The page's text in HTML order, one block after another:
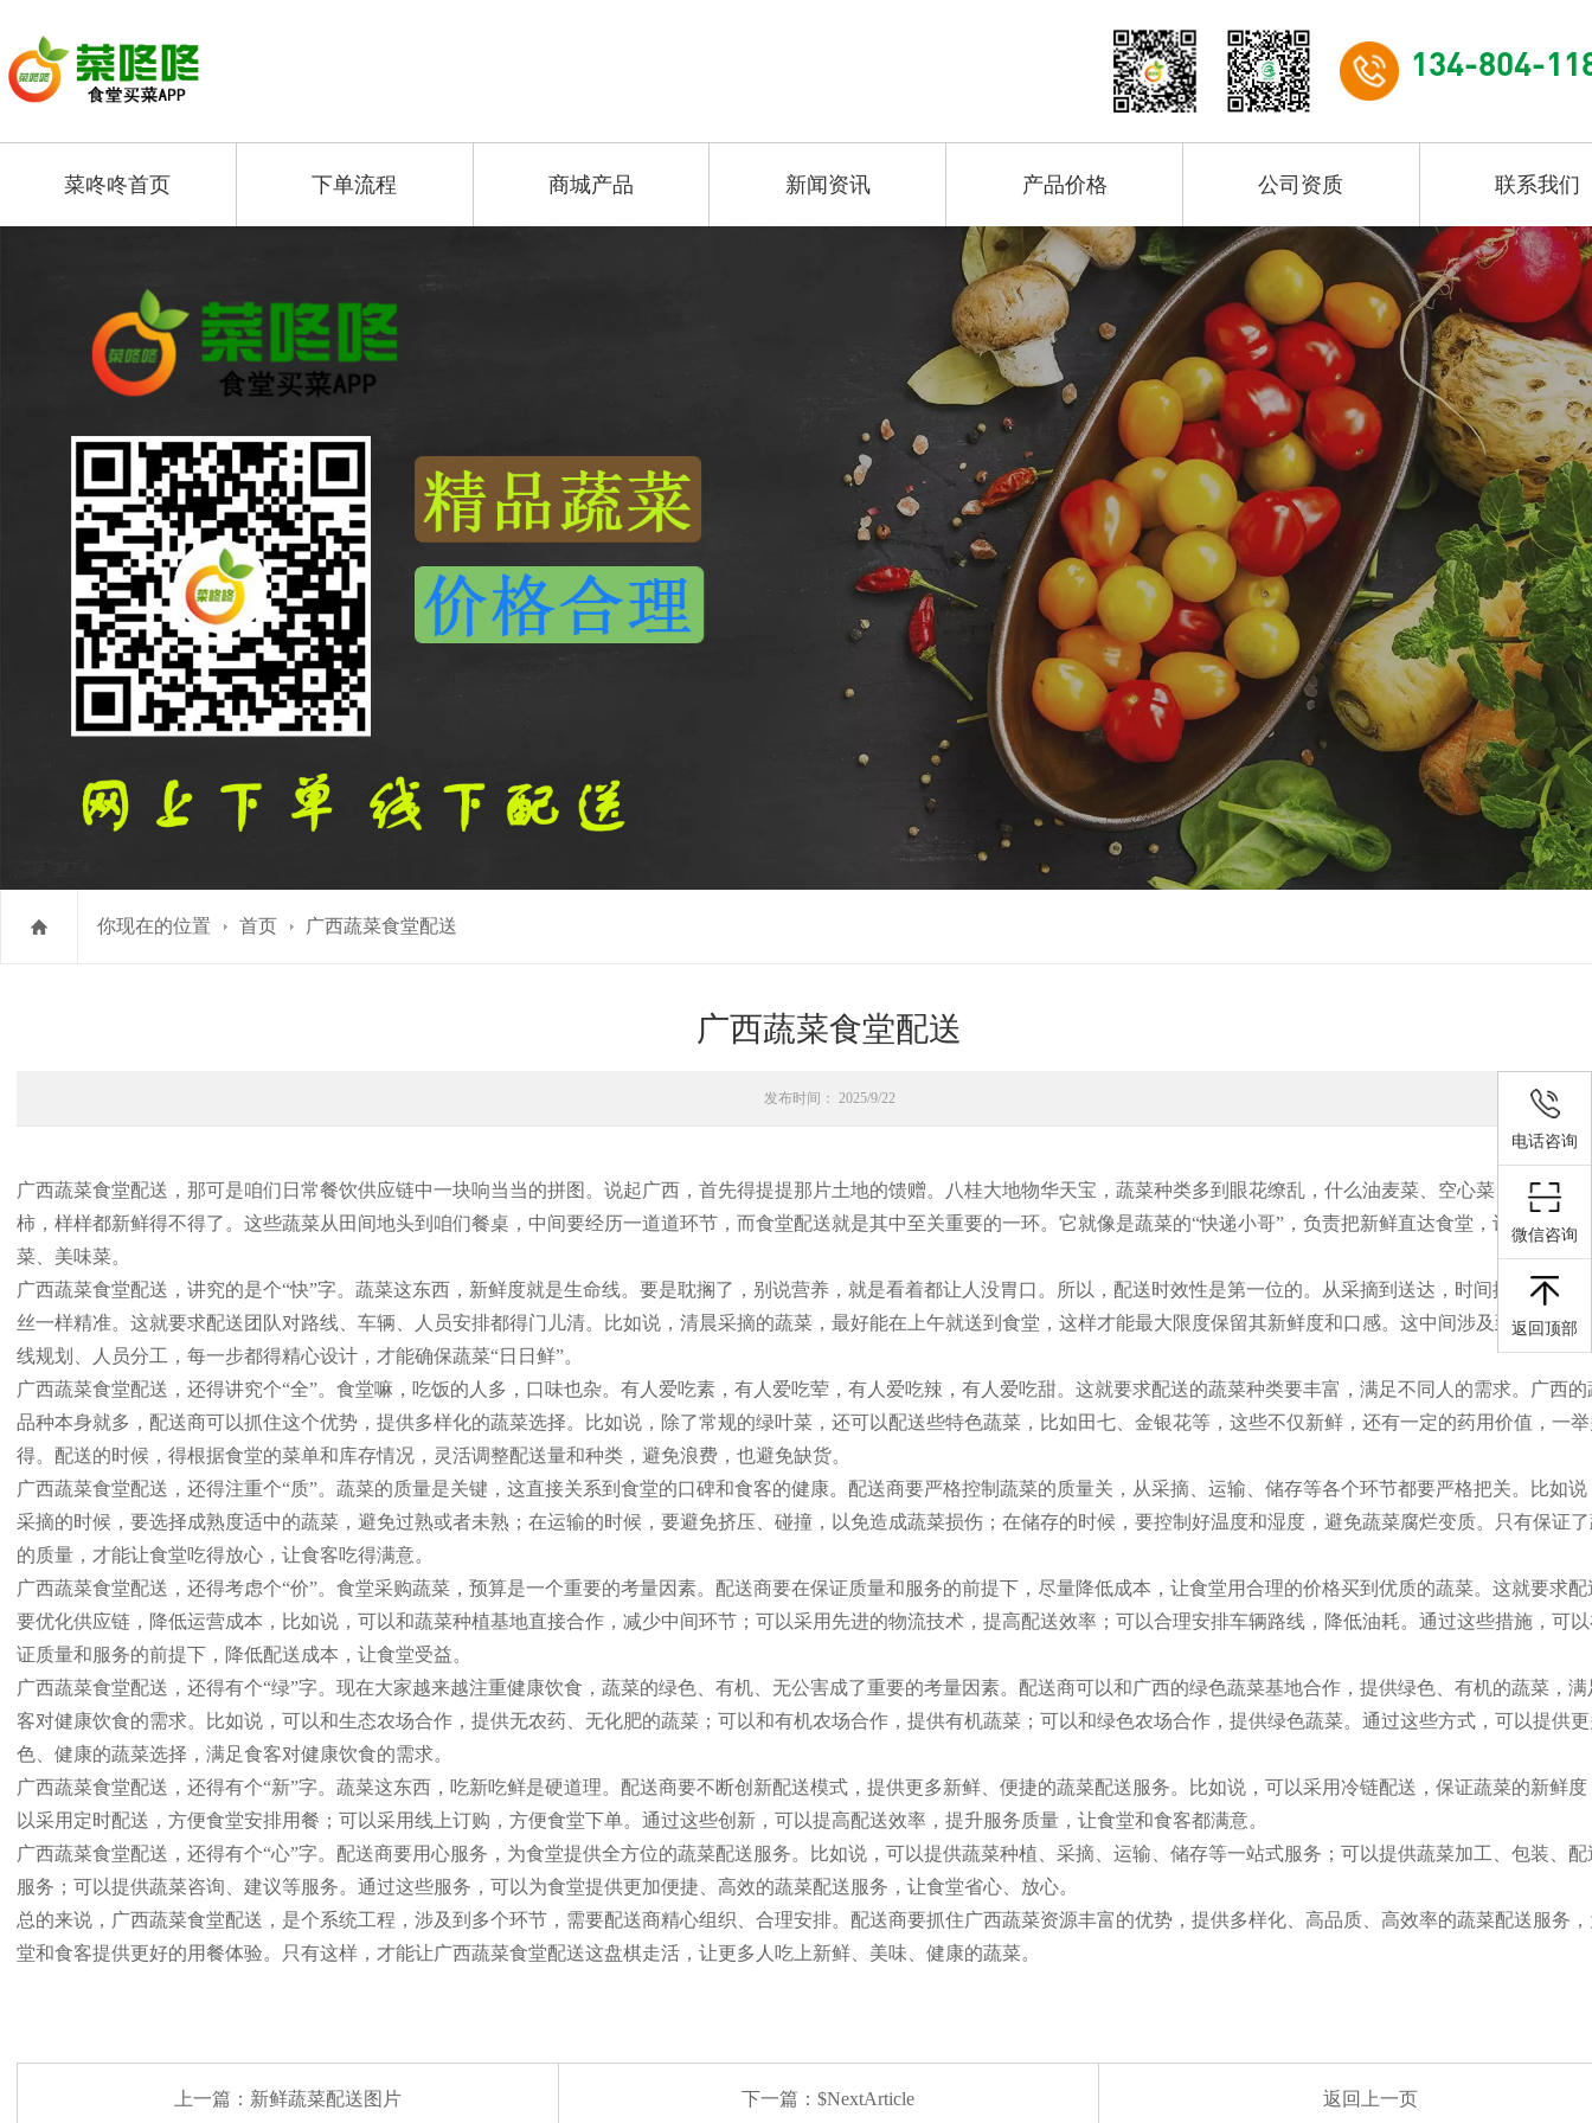
134-804-
菜咚咚首页 下单流程 商城产品 新闻资讯 产品价格 公司资质 联系我们
你现在的位置 首页 广西蔬菜食堂配送
广西蔬菜食堂配送
发布时间： 2025/9/22
广西蔬菜食堂配送，那可是咱们日常餐饮供应链中一块响当当的拼图。说起广西，首先得提提那片土地的馈赠。八桂大地物华天宝，蔬菜种类多到眼花缭乱，什么油麦菜、空心菜、豆角、
柿，样样都新鲜得不得了。这些蔬菜从田间地头到咱们餐桌，中间要经历一道道环节，而食堂配送就是其中至关重要的一环。它就像是蔬菜的“快递小哥”，负责把新鲜直达食堂，让咱们吃上
菜、美味菜。
广西蔬菜食堂配送，讲究的是个“快”字。蔬菜这东西，新鲜度就是生命线。要是耽搁了，别说营养，就是看着都让人没胃口。所以，配送时效性是第一位的。从采摘到送达，时间控制得要像
丝一样精准。这就要求配送团队对路线、车辆、人员安排都得门儿清。比如说，清晨采摘的蔬菜，最好能在上午就送到食堂，这样才能最大限度保留其新鲜度和口感。这中间涉及到车辆调
线规划、人员分工，每一步都得精心设计，才能确保蔬菜“日日鲜”。
广西蔬菜食堂配送，还得讲究个“全”。食堂嘛，吃饭的人多，口味也杂。有人爱吃素，有人爱吃荤，有人爱吃辣，有人爱吃甜。这就要求配送的蔬菜种类要丰富，满足不同人的需求。广西的
品种本身就多，配送商可以抓住这个优势，提供多样化的蔬菜选择。比如说，除了常规的绿叶菜，还可以配送些特色蔬菜，比如田七、金银花等，这些不仅新鲜，还有一定的药用价值，一
得。配送的时候，得根据食堂的菜单和库存情况，灵活调整配送量和种类，避免浪费，也避免缺货。
广西蔬菜食堂配送，还得注重个“质”。蔬菜的质量是关键，这直接关系到食堂的口碑和食客的健康。配送商要严格控制蔬菜的质量关，从采摘、运输、储存等各个环节都要严格把关。比如说
采摘的时候，要选择成熟度适中的蔬菜，避免过熟或者未熟；在运输的时候，要避免挤压、碰撞，以免造成蔬菜损伤；在储存的时候，要控制好温度和湿度，避免蔬菜腐烂变质。只有保证
的质量，才能让食堂吃得放心，让食客吃得满意。
广西蔬菜食堂配送，还得考虑个“价”。食堂采购蔬菜，预算是一个重要的考量因素。配送商要在保证质量和服务的前提下，尽量降低成本，让食堂用合理的价格买到优质的蔬菜。这就要求配
要优化供应链，降低运营成本，比如说，可以和蔬菜种植基地直接合作，减少中间环节；可以采用先进的物流技术，提高配送效率；可以合理安排车辆路线，降低油耗。通过这些措施，可
证质量和服务的前提下，降低配送成本，让食堂受益。
广西蔬菜食堂配送，还得有个“绿”字。现在大家越来越注重健康饮食，蔬菜的绿色、有机、无公害成了重要的考量因素。配送商可以和广西的绿色蔬菜基地合作，提供绿色、有机的蔬菜，满
客对健康饮食的需求。比如说，可以和生态农场合作，提供无农药、无化肥的蔬菜；可以和有机农场合作，提供有机蔬菜；可以和绿色农场合作，提供绿色蔬菜。通过这些方式，可以提供
色、健康的蔬菜选择，满足食客对健康饮食的需求。
广西蔬菜食堂配送，还得有个“新”字。蔬菜这东西，吃新吃鲜是硬道理。配送商要不断创新配送模式，提供更多新鲜、便捷的蔬菜配送服务。比如说，可以采用冷链配送，保证蔬菜的新鲜度
以采用定时配送，方便食堂安排用餐；可以采用线上订购，方便食堂下单。通过这些创新，可以提高配送效率，提升服务质量，让食堂和食客都满意。
广西蔬菜食堂配送，还得有个“心”字。配送商要用心服务，为食堂提供全方位的蔬菜配送服务。比如说，可以提供蔬菜种植、采摘、运输、储存等一站式服务；可以提供蔬菜加工、包装、配
服务；可以提供蔬菜咨询、建议等服务。通过这些服务，可以为食堂提供更加便捷、高效的蔬菜配送服务，让食堂省心、放心。
总的来说，广西蔬菜食堂配送，是个系统工程，涉及到多个环节，需要配送商精心组织、合理安排。配送商要抓住广西蔬菜资源丰富的优势，提供多样化、高品质、高效率的蔬菜配送服务
堂和食客提供更好的用餐体验。只有这样，才能让广西蔬菜食堂配送这盘棋走活，让更多人吃上新鲜、美味、健康的蔬菜。
上一篇： 新鲜蔬菜配送图片 下一篇：$NextArticle 返回上一页
电话咨询
微信咨询
返回顶部